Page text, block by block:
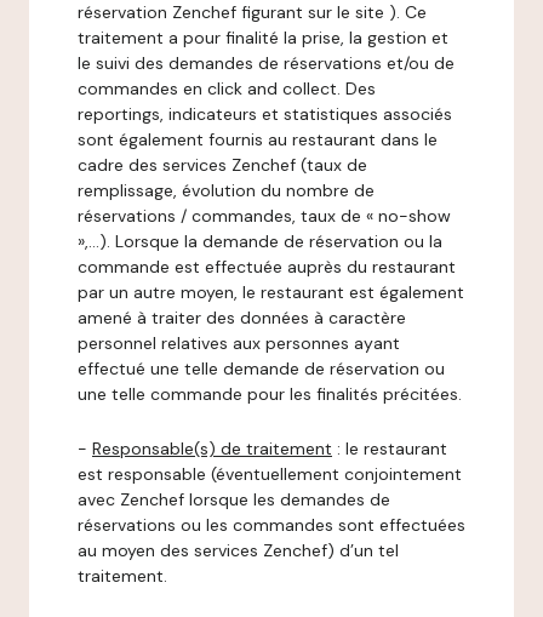
réservation Zenchef figurant sur le site ). Ce
traitement a pour finalité la prise, la gestion et
le suivi des demandes de réservations et/ou de
commandes en click and collect. Des
reportings, indicateurs et statistiques associés
sont également fournis au restaurant dans le
cadre des services Zenchef (taux de
remplissage, évolution du nombre de
réservations / commandes, taux de « no-show
»,…). Lorsque la demande de réservation ou la
commande est effectuée auprès du restaurant
par un autre moyen, le restaurant est également
amené à traiter des données à caractère
personnel relatives aux personnes ayant
effectué une telle demande de réservation ou
une telle commande pour les finalités précitées.
- Responsable(s) de traitement : le restaurant
est responsable (éventuellement conjointement
avec Zenchef lorsque les demandes de
réservations ou les commandes sont effectuées
au moyen des services Zenchef) d’un tel
traitement.